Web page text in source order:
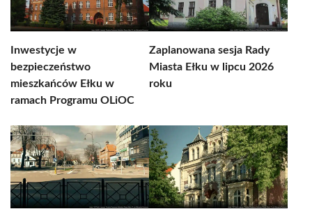
Inwestycje w
bezpieczeństwo
mieszkańców Ełku w
ramach Programu OLiOC
Zaplanowana sesja Rady
Miasta Ełku w lipcu 2026
roku